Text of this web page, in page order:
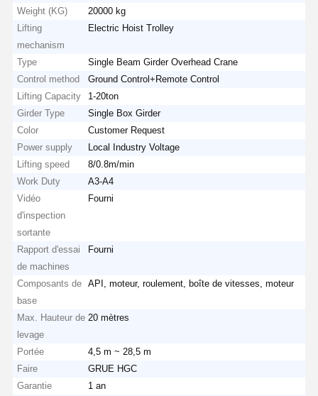
Weight (KG)
20000 kg
Lifting
mechanism
Electric Hoist Trolley
Type
Single Beam Girder Overhead Crane
Control method
Ground Control+Remote Control
Lifting Capacity
1-20ton
Girder Type
Single Box Girder
Color
Customer Request
Power supply
Local Industry Voltage
Lifting speed
8/0.8m/min
Work Duty
A3-A4
Vidéo
d'inspection
sortante
Fourni
Rapport d'essai
de machines
Fourni
Composants de
base
API, moteur, roulement, boîte de vitesses, moteur
Max. Hauteur de
levage
20 mètres
Portée
4,5 m ~ 28,5 m
Faire
GRUE HGC
Garantie
1 an